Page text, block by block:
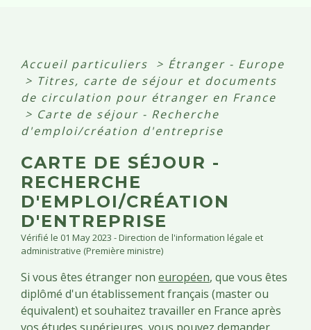
Accueil particuliers > Étranger - Europe
> Titres, carte de séjour et documents
de circulation pour étranger en France
> Carte de séjour - Recherche
d'emploi/création d'entreprise
CARTE DE SÉJOUR -
RECHERCHE
D'EMPLOI/CRÉATION
D'ENTREPRISE
Vérifié le 01 May 2023 - Direction de l'information légale et
administrative (Première ministre)
Si vous êtes étranger non européen, que vous êtes
diplômé d'un établissement français (master ou
équivalent) et souhaitez travailler en France après
vos études supérieures, vous pouvez demander